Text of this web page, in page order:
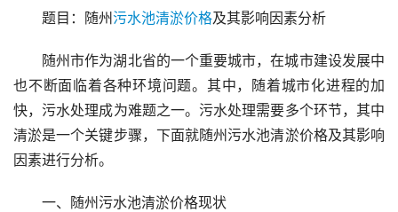
题目：随州污水池清淤价格及其影响因素分析
随州市作为湖北省的一个重要城市，在城市建设发展中
也不断面临着各种环境问题。其中，随着城市化进程的加
快，污水处理成为难题之一。污水处理需要多个环节，其中
清淤是一个关键步骤，下面就随州污水池清淤价格及其影响
因素进行分析。
一、随州污水池清淤价格现状